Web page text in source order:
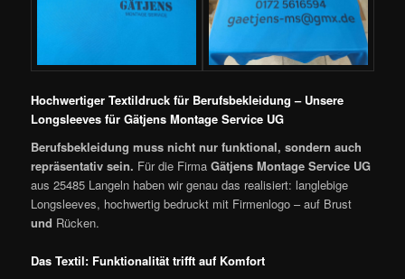
Hochwertiger Textildruck für Berufsbekleidung – Unsere
Longsleeves für Gätjens Montage Service UG
Berufsbekleidung muss nicht nur funktional, sondern auch
repräsentativ sein. Für die FirmaGätjens Montage Service UG
aus 25485 Langeln haben wir genau das realisiert: langlebige
Longsleeves, hochwertig bedruckt mit Firmenlogo – auf Brust
und Rücken.
Das Textil: Funktionalität trifft auf Komfort